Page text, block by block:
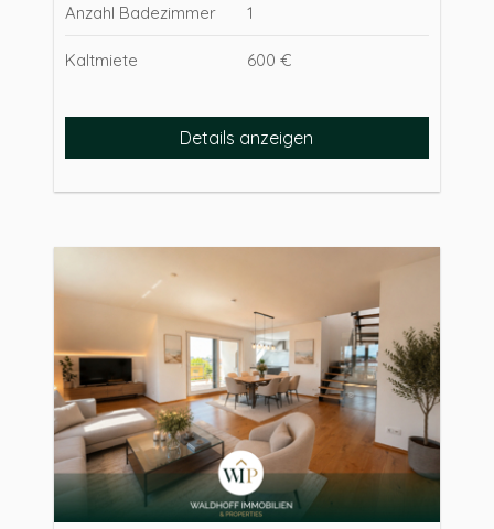
Anzahl Badezimmer 1
Kaltmiete 600 €
Details anzeigen